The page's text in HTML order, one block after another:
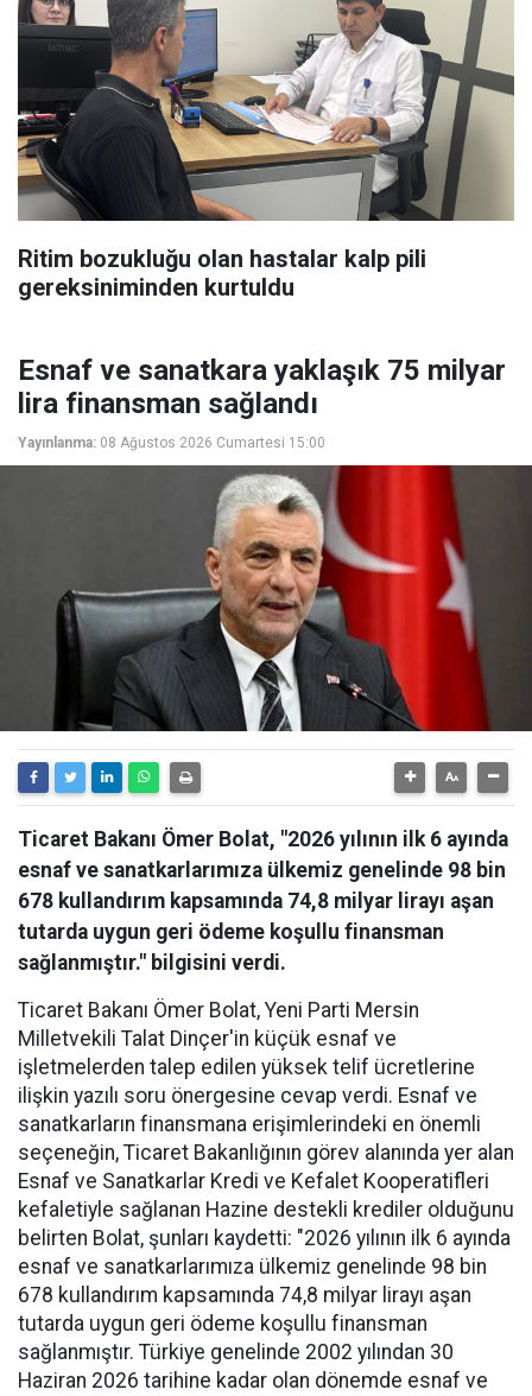
Ritim bozukluğu olan hastalar kalp pili
gereksiniminden kurtuldu
Esnaf ve sanatkara yaklaşık 75 milyar
lira finansman sağlandı
Yayınlanma: 08 Ağustos 2026 Cumartesi 15:00
Ticaret Bakanı Ömer Bolat, "2026 yılının ilk 6 ayında
esnaf ve sanatkarlarımıza ülkemiz genelinde 98 bin
678 kullandırım kapsamında 74,8 milyar lirayı aşan
tutarda uygun geri ödeme koşullu finansman
sağlanmıştır." bilgisini verdi.
Ticaret Bakanı Ömer Bolat, Yeni Parti Mersin
Milletvekili Talat Dinçer'in küçük esnaf ve
işletmelerden talep edilen yüksek telif ücretlerine
ilişkin yazılı soru önergesine cevap verdi. Esnaf ve
sanatkarların finansmana erişimlerindeki en önemli
seçeneğin, Ticaret Bakanlığının görev alanında yer alan
Esnaf ve Sanatkarlar Kredi ve Kefalet Kooperatifleri
kefaletiyle sağlanan Hazine destekli krediler olduğunu
belirten Bolat, şunları kaydetti: "2026 yılının ilk 6 ayında
esnaf ve sanatkarlarımıza ülkemiz genelinde 98 bin
678 kullandırım kapsamında 74,8 milyar lirayı aşan
tutarda uygun geri ödeme koşullu finansman
sağlanmıştır. Türkiye genelinde 2002 yılından 30
Haziran 2026 tarihine kadar olan dönemde esnaf ve